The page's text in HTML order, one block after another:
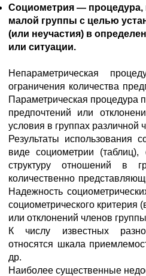
Социометрия — процедура,
малой группы с целью
(или неучастия) в
или ситуации.
Непараметрическая
ограничения количества
Параметрическая процедура
предпочтений или
условия в группах различной
Результаты использования
виде социометрии
структуру отношений в
количественно
Надежность
социометрического критерия
или отклонений членов
К числу известных
относятся шкала
др.
Наиболее существенные